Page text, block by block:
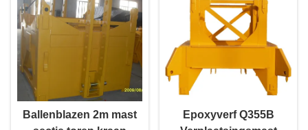
Ballenblazen 2m mast
Epoxyverf Q355B